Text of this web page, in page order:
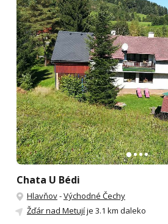
Chata U Bédi
Hlavňov-Východné Čechy
Žďár nad Metujíje 3.1 km daleko